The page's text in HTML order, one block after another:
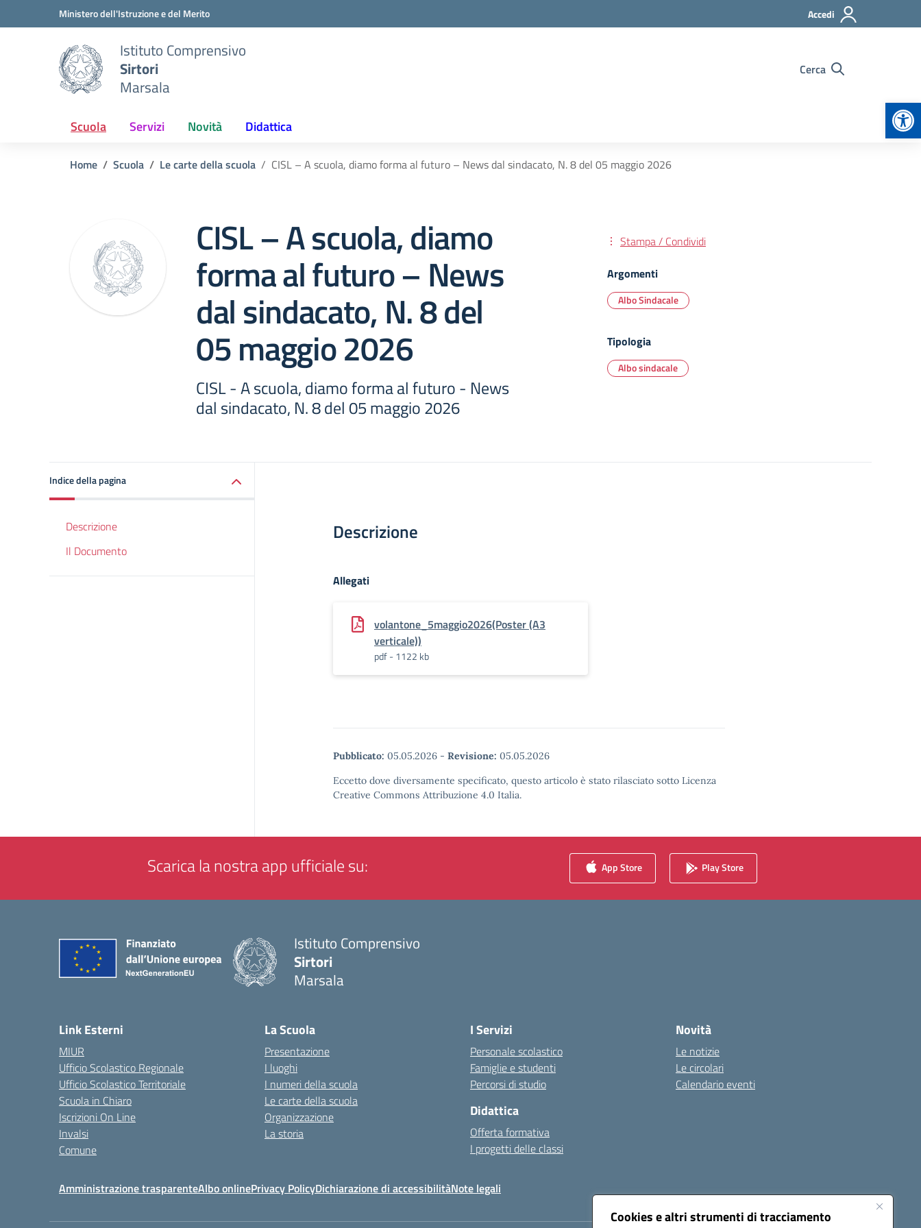
Cookies e altri strumenti di tracciamento
Vai ai contenuti
Vai al menu di navigazioneMinistero dell'Istruzione e del Merito Accedi
Istituto Comprensivo
Sirtori
Marsala
Cerca
Scuola Servizi Novità Didattica
Home Scuola Le carte della scuola CISL – A scuola, diamo forma al futuro – News dal sindacato, N. 8 del 05 maggio 2026
CISL – A scuola, diamo
forma al futuro – News
dal sindacato, N. 8 del
05 maggio 2026
CISL - A scuola, diamo forma al futuro - News
dal sindacato, N. 8 del 05 maggio 2026
Stampa / Condividi
Argomenti
Albo Sindacale
Tipologia
Albo sindacale
Indice della pagina
Descrizione
Il Documento
Descrizione
Allegati
volantone_5maggio2026(Poster (A3
verticale))
pdf - 1122 kb
Pubblicato: 05.05.2026 - Revisione: 05.05.2026
Eccetto dove diversamente specificato, questo articolo è stato rilasciato sotto Licenza
Creative Commons Attribuzione 4.0 Italia.
Scarica la nostra app ufficiale su: App Store Play Store
Istituto Comprensivo
Sirtori
Marsala
Link Esterni
MIUR
Ufficio Scolastico Regionale
Ufficio Scolastico Territoriale
Scuola in Chiaro
Iscrizioni On Line
Invalsi
Comune
La Scuola
Presentazione
I luoghi
I numeri della scuola
Le carte della scuola
Organizzazione
La storia
I Servizi
Personale scolastico
Famiglie e studenti
Percorsi di studio
Didattica
Offerta formativa
I progetti delle classi
Novità
Le notizie
Le circolari
Calendario eventi
Amministrazione trasparenteAlbo onlinePrivacy PolicyDichiarazione di accessibilitàNote legali